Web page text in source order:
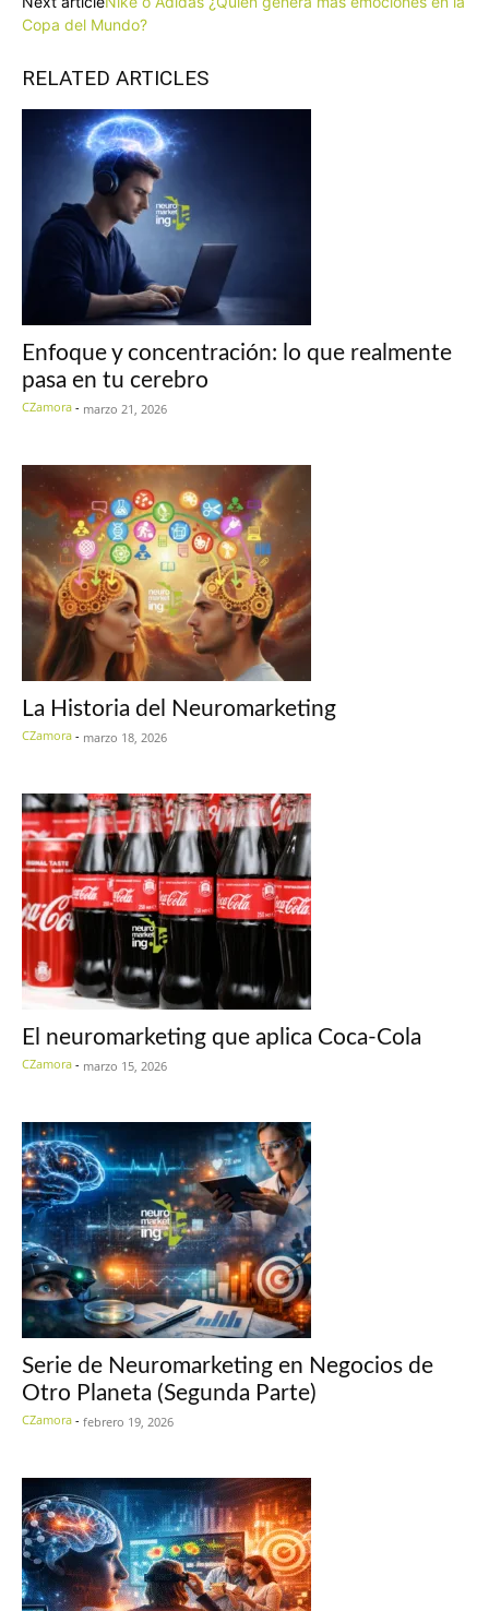
Copa del Mundo?
RELATED ARTICLES
Enfoque y concentración: lo que realmente
pasa en tu cerebro
CZamora - marzo 21, 2026
La Historia del Neuromarketing
CZamora - marzo 18, 2026
El neuromarketing que aplica Coca-Cola
CZamora - marzo 15, 2026
Serie de Neuromarketing en Negocios de
Otro Planeta (Segunda Parte)
CZamora - febrero 19, 2026